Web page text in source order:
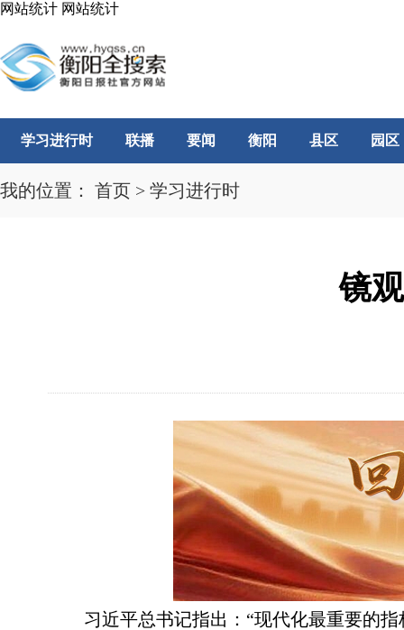
网站统计 网站统计
学习进行时 联播 要闻 衡阳 县区 园区
我的位置： 首页 > 学习进行时
镜
习近平总书记指出：“现代化最重要的